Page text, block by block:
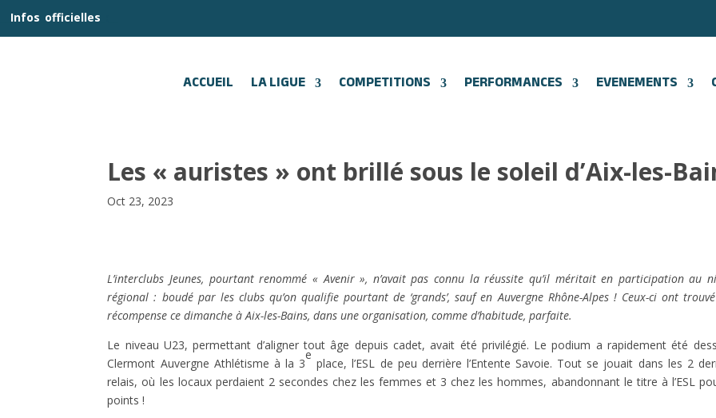
Infos officielles
ACCUEIL LA LIGUE COMPETITIONS PERFORMANCES EVENEMENTS
Les « auristes » ont brillé sous le soleil d’Aix-les-
Oct 23, 2023
L’interclubs Jeunes, pourtant renommé « Avenir », n’avait pas connu la réussite qu’il méritait en participation au
régional : boudé par les clubs qu’on qualifie pourtant de ‘grands’, sauf en Auvergne Rhône-Alpes ! Ceux-ci ont
récompense ce dimanche à Aix-les-Bains, dans une organisation, comme d’habitude, parfaite.
Le niveau U23, permettant d’aligner tout âge depuis cadet, avait été privilégié. Le podium a rapidement été
Clermont Auvergne Athlétisme à la 3
e
place, l’ESL de peu derrière l’Entente Savoie. Tout se jouait dans les 2
relais, où les locaux perdaient 2 secondes chez les femmes et 3 chez les hommes, abandonnant le titre à l’ESL
points !